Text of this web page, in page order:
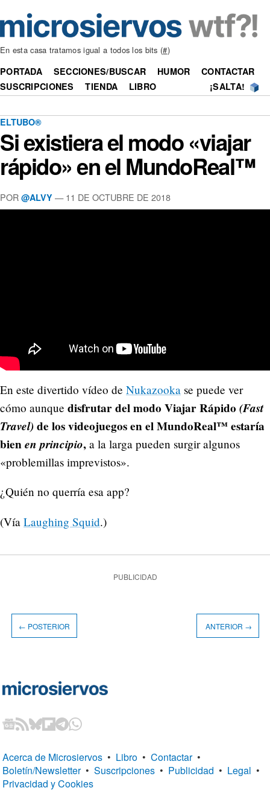
En esta casa tratamos igual a todos los bits (#)
PORTADA SECCIONES/BUSCAR HUMOR
CONTACTAR
SUSCRIPCIONES
TIENDA LIBRO ¡SALTA!
ELTUBO®
Si existiera el modo «viajar
rápido» en el MundoReal™
POR @ALVY —11 DE OCTUBRE DE 2018
En este divertido vídeo de Nukazooka se puede ver
cómo aunque disfrutar del modo Viajar Rápido (Fast
Travel)de los videojuegos en el MundoReal™ estaría
bienen principio, a la larga pueden surgir algunos
«problemillas imprevistos».
¿Quién no querría esa app?
(Vía Laughing Squid.)
PUBLICIDAD
← POSTERIOR ANTERIOR →
Acerca de Microsiervos • Libro • Contactar •
Boletín/Newsletter • Suscripciones • Publicidad • Legal •
Privacidad y Cookies